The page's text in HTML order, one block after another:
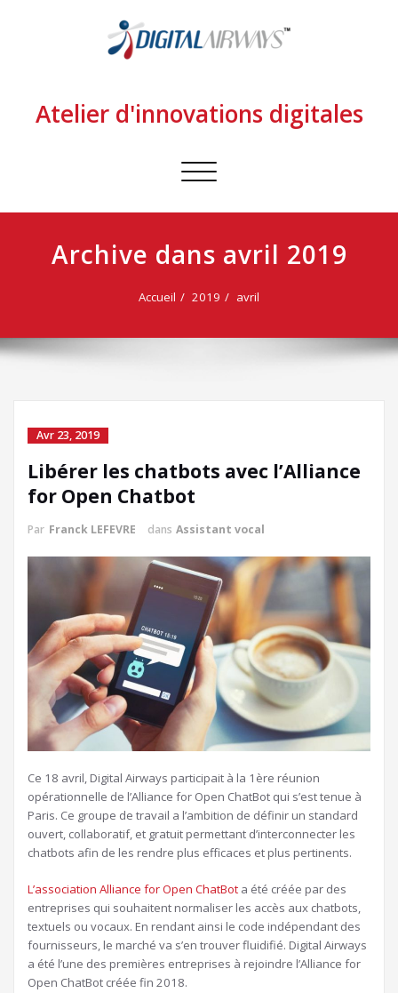
Atelier d'innovations digitales
Afficher/masquer
navigation
Archive dans avril 2019
Accueil 2019 avril
Avr 23, 2019
Libérer les chatbots avec l’Alliance
for Open Chatbot
Par Franck LEFEVRE dans Assistant vocal
Ce 18 avril, Digital Airways participait à la 1ère réunion
opérationnelle de l’Alliance for Open ChatBot qui s’est tenue à
Paris. Ce groupe de travail a l’ambition de définir un standard
ouvert, collaboratif, et gratuit permettant d’interconnecter les
chatbots afin de les rendre plus efficaces et plus pertinents.
L’association Alliance for Open ChatBot a été créée par des
entreprises qui souhaitent normaliser les accès aux chatbots,
textuels ou vocaux. En rendant ainsi le code indépendant des
fournisseurs, le marché va s’en trouver fluidifié. Digital Airways
a été l’une des premières entreprises à rejoindre l’Alliance for
Open ChatBot créée fin 2018.